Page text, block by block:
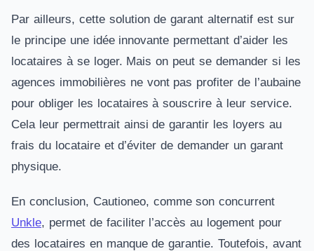
Par ailleurs, cette solution de garant alternatif est sur
le principe une idée innovante permettant d’aider les
locataires à se loger. Mais on peut se demander si les
agences immobilières ne vont pas profiter de l’aubaine
pour obliger les locataires à souscrire à leur service.
Cela leur permettrait ainsi de garantir les loyers au
frais du locataire et d’éviter de demander un garant
physique.
En conclusion, Cautioneo, comme son concurrent
Unkle, permet de faciliter l’accès au logement pour
des locataires en manque de garantie. Toutefois, avant